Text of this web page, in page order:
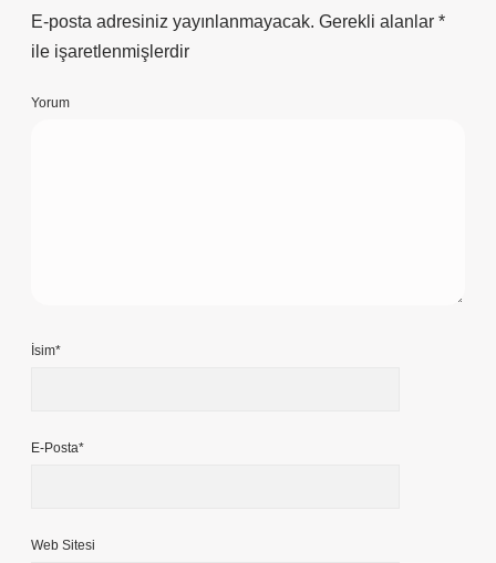
E-posta adresiniz yayınlanmayacak. Gerekli alanlar *
ile işaretlenmişlerdir
Yorum
İsim*
E-Posta*
Web Sitesi